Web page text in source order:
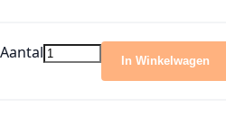
Aantal In Winkelwagen